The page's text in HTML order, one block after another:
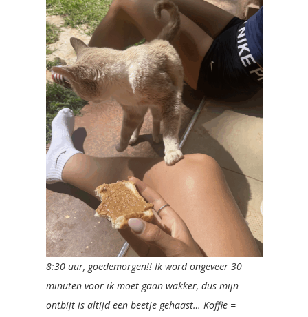
8:30 uur, goedemorgen!! Ik word ongeveer 30
minuten voor ik moet gaan wakker, dus mijn
ontbijt is altijd een beetje gehaast… Koffie =